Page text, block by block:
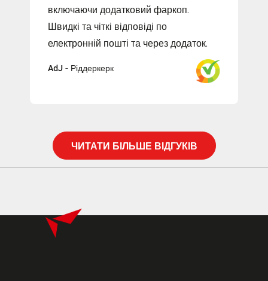
включаючи додатковий фаркоп.
Швидкі та чіткі відповіді по
електронній пошті та через додаток.
AdJ - Ріддеркерк
ЧИТАТИ БІЛЬШЕ ВІДГУКІВ